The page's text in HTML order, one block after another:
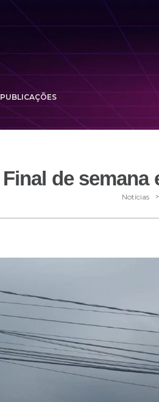
PUBLICAÇÕES
Final de
Notícias >